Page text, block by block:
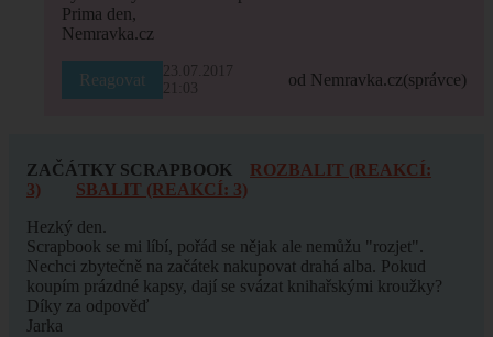
Prima den,
Nemravka.cz
Reagovat
23.07.2017
21:03
od Nemravka.cz(správce)
ZAČÁTKY SCRAPBOOK
ROZBALIT (REAKCÍ:
3)
SBALIT (REAKCÍ: 3)
Hezký den.
Scrapbook se mi líbí, pořád se nějak ale nemůžu "rozjet".
Nechci zbytečně na začátek nakupovat drahá alba. Pokud
koupím prázdné kapsy, dají se svázat knihařskými kroužky?
Díky za odpověď
Jarka